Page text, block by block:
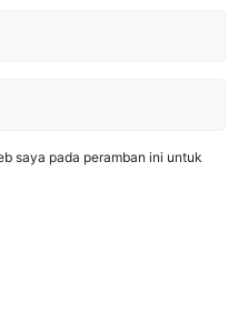
saya pada peramban ini untuk